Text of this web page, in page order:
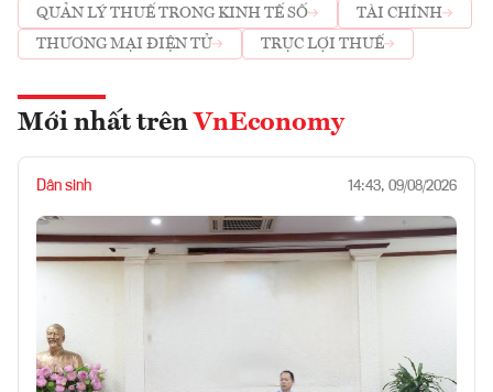
QUẢN LÝ THUẾ TRONG KINH TẾ SỐ
TÀI CHÍNH
THƯƠNG MẠI ĐIỆN TỬ
TRỤC LỢI THUẾ
Mới nhất trên VnEconomy
Dân sinh 14:43, 09/08/2026